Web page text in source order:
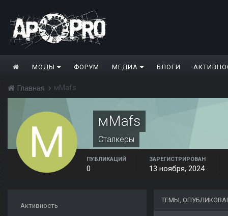
МОДЫ ФОРУМ МЕДИА БЛОГИ
Главная мMafs
мMafs
Сталкеры
ПУБЛИКАЦИЙ
0
ЗАРЕГИСТРИРОВАН
13 ноября, 2024
Активность
ТЕМЫ,